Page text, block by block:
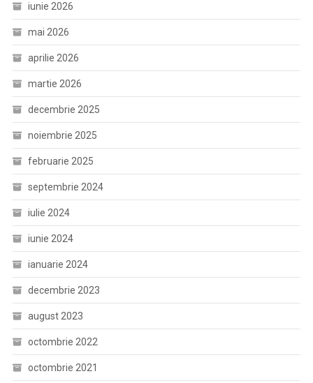
iunie 2026
mai 2026
aprilie 2026
martie 2026
decembrie 2025
noiembrie 2025
februarie 2025
septembrie 2024
iulie 2024
iunie 2024
ianuarie 2024
decembrie 2023
august 2023
octombrie 2022
octombrie 2021